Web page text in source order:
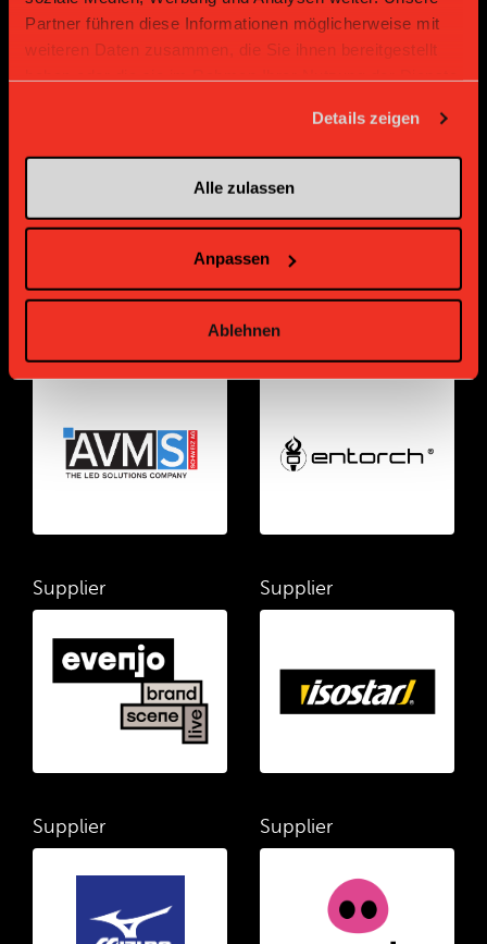
Partner führen diese Informationen möglicherweise mit
weiteren Daten zusammen, die Sie ihnen bereitgestellt
Details zeigen
Alle zulassen
Anpassen
Ablehnen
Supplier Supplier
Supplier Supplier